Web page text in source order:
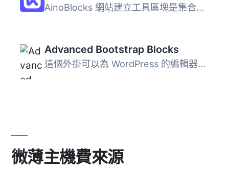
AinoBlocks 網站建立工具區塊是集合在 Gutenberg 區塊編輯器...
Advanced Bootstrap Blocks
這個外掛可以為 WordPress 的編輯器新增靈活的 Bootstrap 4 ...
微薄主機費來源